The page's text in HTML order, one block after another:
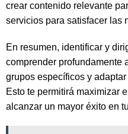
crear contenido relevante
servicios para satisfacer las
En resumen, identificar y
comprender profundamente
grupos específicos y
Esto te permitirá maximizar
alcanzar un mayor éxito en